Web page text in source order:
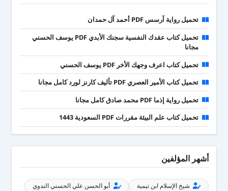
تحميل رواية آرسس PDF أحمد آل حمدان
تحميل كتاب عقدك النفسية سجنك الأبدي PDF يوسف الحسني
مجانا
تحميل كتاب اعرف وجهك الأخر PDF يوسف الحسني
تحميل كتاب الأمير العصري PDF تأليف كارنز لورد كامل مجانا
تحميل رواية إذما PDF محمد صادق كامل مجانا
تحميل كتاب علم البيئة مقررات PDF السعودية 1443
أشهر المؤلفين
شيخ الإسلام ابن تيمية
أبو الحسن علي الحسني الندوي